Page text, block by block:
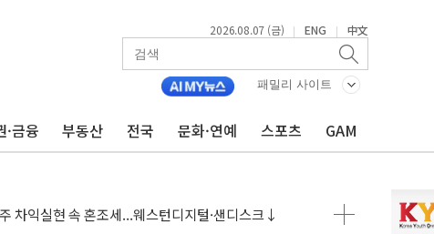
2026.08.07 (금) | ENG | 中文
패밀리 사이트
·금융 부동산 전국 문화·연예 스포츠 GAM
부분 상승… "2분기 기업 순이익 21% 증가" 전망
로 나토 회원국 공격 검토… 거짓 깃발 작전"
아이온큐·도어대시↑ VS 샌디스크·피그마·앱러빈↓
반대…상법·자본시장법 개정 논의"
사에 긴급 안보 점검회의